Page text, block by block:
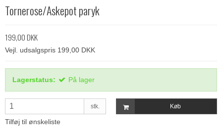
Tornerose/Askepot paryk
199,00 DKK
Vejl. udsalgspris 199,00 DKK
Lagerstatus: På lager
stk. Køb
Tilføj til ønskeliste